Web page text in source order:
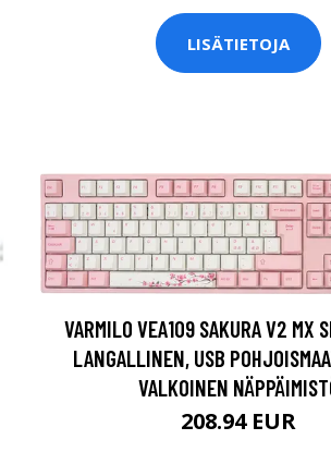
LISÄTIETOJA
VARMILO VEA109 SAKURA V2 MX
LANGALLINEN, USB
VALKOINEN
208.94 EUR